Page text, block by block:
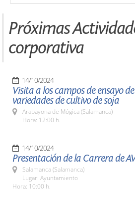
Próximas
corporativa
14/10/2024
Visita a los campos de ensayo de
variedades de cultivo de soja
Arabayona de Mógica (Salamanca)
Hora: 12:00 h.
14/10/2024
Presentación de la Carrera de
Salamanca (Salamanca)
Lugar: Ayuntamiento
Hora: 10:00 h.